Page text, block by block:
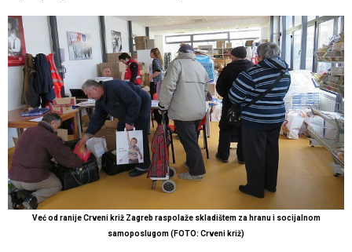
Već od ranije Crveni križ Zagreb raspolaže skladištem za hranu i socijalnom
samoposlugom (FOTO: Crveni križ)